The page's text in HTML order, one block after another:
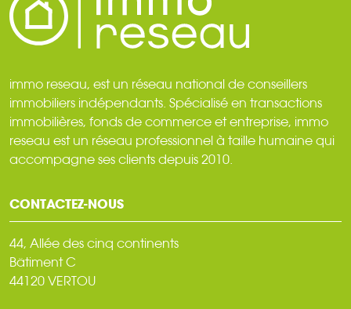
immo reseau, est un réseau national de conseillers
immobiliers indépendants. Spécialisé en transactions
immobilières, fonds de commerce et entreprise, immo
reseau est un réseau professionnel à taille humaine qui
accompagne ses clients depuis 2010.
CONTACTEZ-NOUS
44, Allée des cinq continents
Bâtiment C
44120 VERTOU